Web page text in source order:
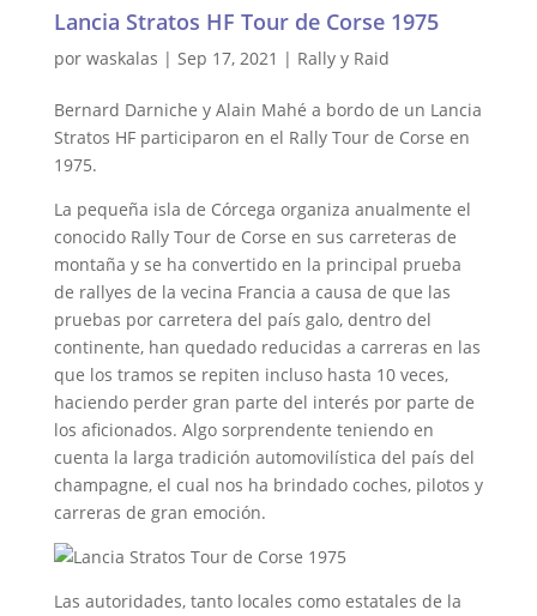
Lancia Stratos HF Tour de Corse 1975
por waskalas | Sep 17, 2021 | Rally y Raid
Bernard Darniche y Alain Mahé a bordo de un Lancia
Stratos HF participaron en el Rally Tour de Corse en
1975.
La pequeña isla de Córcega organiza anualmente el
conocido Rally Tour de Corse en sus carreteras de
montaña y se ha convertido en la principal prueba
de rallyes de la vecina Francia a causa de que las
pruebas por carretera del país galo, dentro del
continente, han quedado reducidas a carreras en las
que los tramos se repiten incluso hasta 10 veces,
haciendo perder gran parte del interés por parte de
los aficionados. Algo sorprendente teniendo en
cuenta la larga tradición automovilística del país del
champagne, el cual nos ha brindado coches, pilotos y
carreras de gran emoción.
Las autoridades, tanto locales como estatales de la